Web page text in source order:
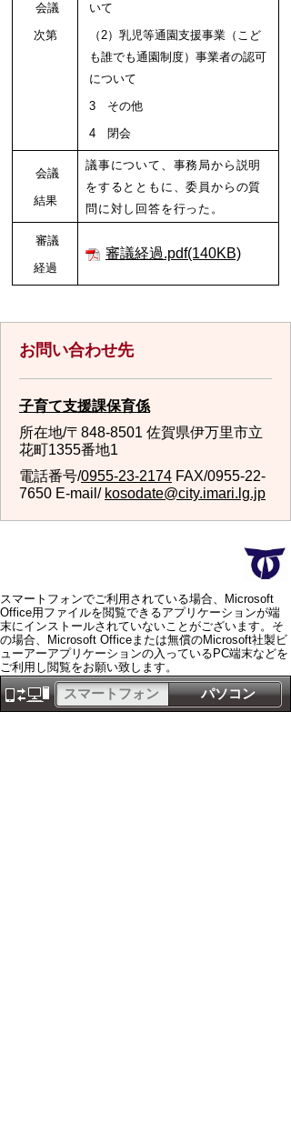
会議
次第
いて
（2）乳児等通園支援事業（こど
も誰でも通園制度）事業者の認可
について
3 その他
4 閉会
会議
結果
議事について、事務局から説明
をするとともに、委員からの質
問に対し回答を行った。
審議
経過
審議経過.pdf(140KB)
お問い合わせ先
子育て支援課保育係
所在地/〒848-8501 佐賀県伊万里市立
花町1355番地1
電話番号/0955-23-2174 FAX/0955-22-
7650 E-mail/ kosodate@city.imari.lg.jp
スマートフォンでご利用されている場合、Microsoft
Office用ファイルを閲覧できるアプリケーションが端
末にインストールされていないことがございます。そ
の場合、Microsoft Officeまたは無償のMicrosoft社製ビ
ューアーアプリケーションの入っているPC端末などを
ご利用し閲覧をお願い致します。
パソコン
スマートフォン